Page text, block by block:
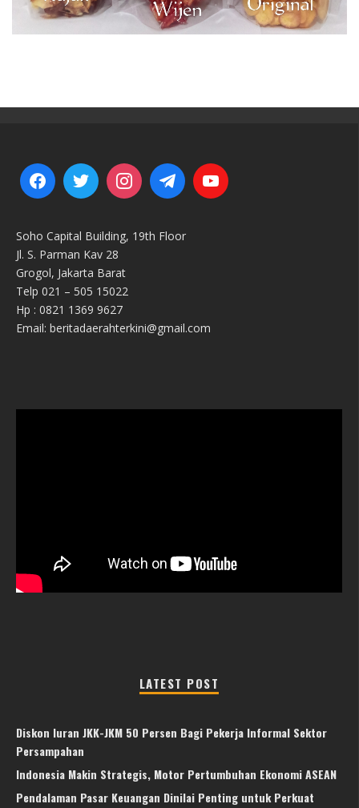
Soho Capital Building, 19th Floor
Jl. S. Parman Kav 28
Grogol, Jakarta Barat
Telp 021 – 505 15022
Hp : 0821 1369 9627
Email: beritadaerahterkini@gmail.com
LATEST POST
Diskon Iuran JKK-JKM 50 Persen Bagi Pekerja Informal Sektor
Persampahan
Indonesia Makin Strategis, Motor Pertumbuhan Ekonomi ASEAN
Pendalaman Pasar Keuangan Dinilai Penting untuk Perkuat